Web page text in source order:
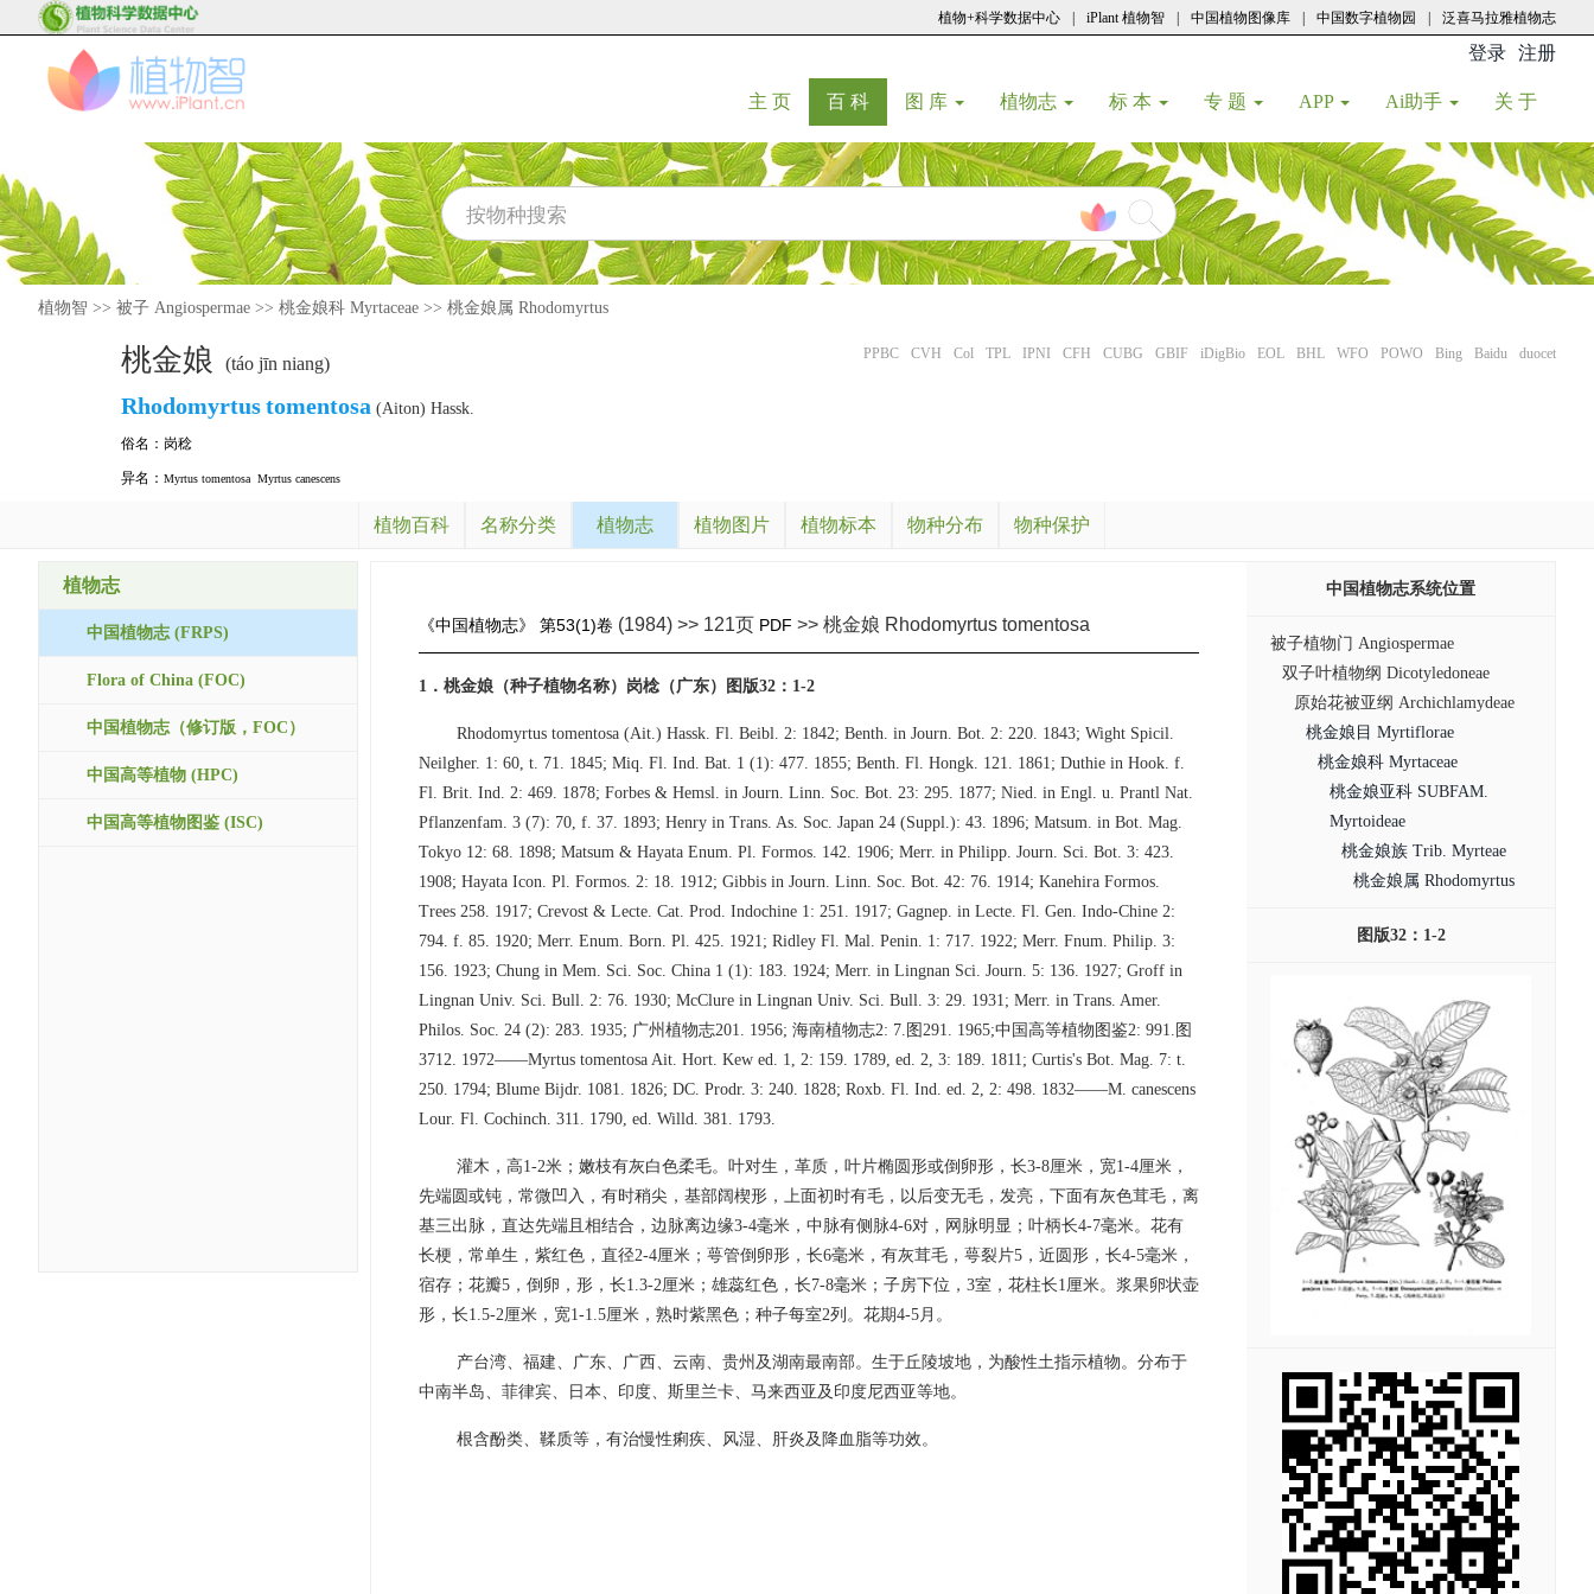
植物+科学数据中心 iPlant 植物智 中国植物图像库 中国数字植物园 泛喜马拉雅植物志
登录 注册
主 页(current)
百 科(current)
图 库 植物志 标 本 专 题 APP Ai助手 关 于
植物智 >> 被子 Angiospermae >> 桃金娘科 Myrtaceae >> 桃金娘属 Rhodomyrtus
桃金娘 (táo jīn niang) PPBC CVH Col TPL IPNI CFH CUBG GBIF iDigBio EOL BHL WFO POWO Bing Baidu duocet
Rhodomyrtustomentosa (Aiton) Hassk.
俗名： 岗稔
异名： Myrtus tomentosa Myrtus canescens
植物百科 名称分类 植物志 植物图片 植物标本 物种分布 物种保护
植物志
中国植物志 (FRPS)
Flora of China (FOC)
中国植物志（修订版，FOC）
中国高等植物 (HPC)
中国高等植物图鉴 (ISC)
《中国植物志》 第53(1)卷 (1984) >> 121页 PDF >> 桃金娘 Rhodomyrtus tomentosa
1．桃金娘（种子植物名称）岗棯（广东）图版32：1-2
Rhodomyrtus tomentosa (Ait.) Hassk. Fl. Beibl. 2: 1842; Benth. in Journ. Bot. 2: 220. 1843; Wight Spicil.
Neilgher. 1: 60, t. 71. 1845; Miq. Fl. Ind. Bat. 1 (1): 477. 1855; Benth. Fl. Hongk. 121. 1861; Duthie in Hook. f.
Fl. Brit. Ind. 2: 469. 1878; Forbes & Hemsl. in Journ. Linn. Soc. Bot. 23: 295. 1877; Nied. in Engl. u. Prantl Nat.
Pflanzenfam. 3 (7): 70, f. 37. 1893; Henry in Trans. As. Soc. Japan 24 (Suppl.): 43. 1896; Matsum. in Bot. Mag.
Tokyo 12: 68. 1898; Matsum & Hayata Enum. Pl. Formos. 142. 1906; Merr. in Philipp. Journ. Sci. Bot. 3: 423.
1908; Hayata Icon. Pl. Formos. 2: 18. 1912; Gibbis in Journ. Linn. Soc. Bot. 42: 76. 1914; Kanehira Formos.
Trees 258. 1917; Crevost & Lecte. Cat. Prod. Indochine 1: 251. 1917; Gagnep. in Lecte. Fl. Gen. Indo-Chine 2:
794. f. 85. 1920; Merr. Enum. Born. Pl. 425. 1921; Ridley Fl. Mal. Penin. 1: 717. 1922; Merr. Fnum. Philip. 3:
156. 1923; Chung in Mem. Sci. Soc. China 1 (1): 183. 1924; Merr. in Lingnan Sci. Journ. 5: 136. 1927; Groff in
Lingnan Univ. Sci. Bull. 2: 76. 1930; McClure in Lingnan Univ. Sci. Bull. 3: 29. 1931; Merr. in Trans. Amer.
Philos. Soc. 24 (2): 283. 1935; 广州植物志201. 1956; 海南植物志2: 7.图291. 1965;中国高等植物图鉴2: 991.图
3712. 1972——Myrtus tomentosa Ait. Hort. Kew ed. 1, 2: 159. 1789, ed. 2, 3: 189. 1811; Curtis's Bot. Mag. 7: t.
250. 1794; Blume Bijdr. 1081. 1826; DC. Prodr. 3: 240. 1828; Roxb. Fl. Ind. ed. 2, 2: 498. 1832——M. canescens
Lour. Fl. Cochinch. 311. 1790, ed. Willd. 381. 1793.
灌木，高1-2米；嫩枝有灰白色柔毛。叶对生，革质，叶片椭圆形或倒卵形，长3-8厘米，宽1-4厘米，
先端圆或钝，常微凹入，有时稍尖，基部阔楔形，上面初时有毛，以后变无毛，发亮，下面有灰色茸毛，离
基三出脉，直达先端且相结合，边脉离边缘3-4毫米，中脉有侧脉4-6对，网脉明显；叶柄长4-7毫米。花有
长梗，常单生，紫红色，直径2-4厘米；萼管倒卵形，长6毫米，有灰茸毛，萼裂片5，近圆形，长4-5毫米，
宿存；花瓣5，倒卵，形，长1.3-2厘米；雄蕊红色，长7-8毫米；子房下位，3室，花柱长1厘米。浆果卵状壶
形，长1.5-2厘米，宽1-1.5厘米，熟时紫黑色；种子每室2列。花期4-5月。
产台湾、福建、广东、广西、云南、贵州及湖南最南部。生于丘陵坡地，为酸性土指示植物。分布于
中南半岛、菲律宾、日本、印度、斯里兰卡、马来西亚及印度尼西亚等地。
根含酚类、鞣质等，有治慢性痢疾、风湿、肝炎及降血脂等功效。
中国植物志系统位置
被子植物门 Angiospermae
双子叶植物纲 Dicotyledoneae
原始花被亚纲 Archichlamydeae
桃金娘目 Myrtiflorae
桃金娘科 Myrtaceae
桃金娘亚科 SUBFAM.
Myrtoideae
桃金娘族 Trib. Myrteae
桃金娘属 Rhodomyrtus
图版32：1-2